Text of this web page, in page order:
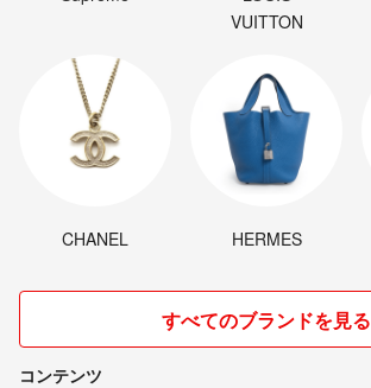
VUITTON
CHANEL HERMES
すべてのブランドを見る
コンテンツ